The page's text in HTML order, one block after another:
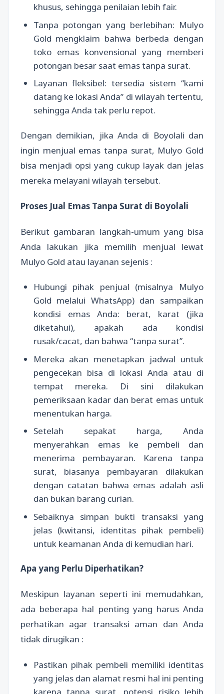
khusus, sehingga penilaian lebih fair.
Tanpa potongan yang berlebihan: Mulyo
Gold mengklaim bahwa berbeda dengan
toko emas konvensional yang memberi
potongan besar saat emas tanpa surat.
Layanan fleksibel: tersedia sistem “kami
datang ke lokasi Anda” di wilayah tertentu,
sehingga Anda tak perlu repot.
Dengan demikian, jika Anda di Boyolali dan
ingin menjual emas tanpa surat, Mulyo Gold
bisa menjadi opsi yang cukup layak dan jelas
mereka melayani wilayah tersebut.
Proses Jual Emas Tanpa Surat di Boyolali
Berikut gambaran langkah-umum yang bisa
Anda lakukan jika memilih menjual lewat
Mulyo Gold atau layanan sejenis :
Hubungi pihak penjual (misalnya Mulyo
Gold melalui WhatsApp) dan sampaikan
kondisi emas Anda: berat, karat (jika
diketahui), apakah ada kondisi
rusak/cacat, dan bahwa “tanpa surat”.
Mereka akan menetapkan jadwal untuk
pengecekan bisa di lokasi Anda atau di
tempat mereka. Di sini dilakukan
pemeriksaan kadar dan berat emas untuk
menentukan harga.
Setelah sepakat harga, Anda
menyerahkan emas ke pembeli dan
menerima pembayaran. Karena tanpa
surat, biasanya pembayaran dilakukan
dengan catatan bahwa emas adalah asli
dan bukan barang curian.
Sebaiknya simpan bukti transaksi yang
jelas (kwitansi, identitas pihak pembeli)
untuk keamanan Anda di kemudian hari.
Apa yang Perlu Diperhatikan?
Meskipun layanan seperti ini memudahkan,
ada beberapa hal penting yang harus Anda
perhatikan agar transaksi aman dan Anda
tidak dirugikan :
Pastikan pihak pembeli memiliki identitas
yang jelas dan alamat resmi hal ini penting
karena tanpa surat, potensi risiko lebih